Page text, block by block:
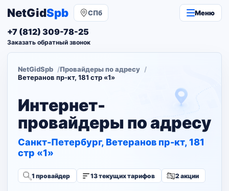
NetGidSpb СПб Меню
+7 (812) 309-78-25
Заказать обратный звонок
NetGidSpb
Провайдеры по адресу
Ветеранов пр-кт, 181 стр «1»
Интернет-
провайдеры по адресу
Санкт-Петербург, Ветеранов пр-кт, 181
стр «1»
1 провайдер 13 текущих тарифов 2 акции